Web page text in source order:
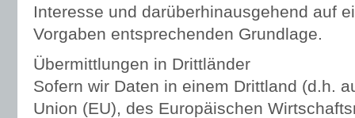
Interesse und darüberhinausgehend auf
Vorgaben entsprechenden Grundlage.
Übermittlungen in Drittländer
Sofern wir Daten in einem Drittland (d.h.
Union (EU), des Europäischen